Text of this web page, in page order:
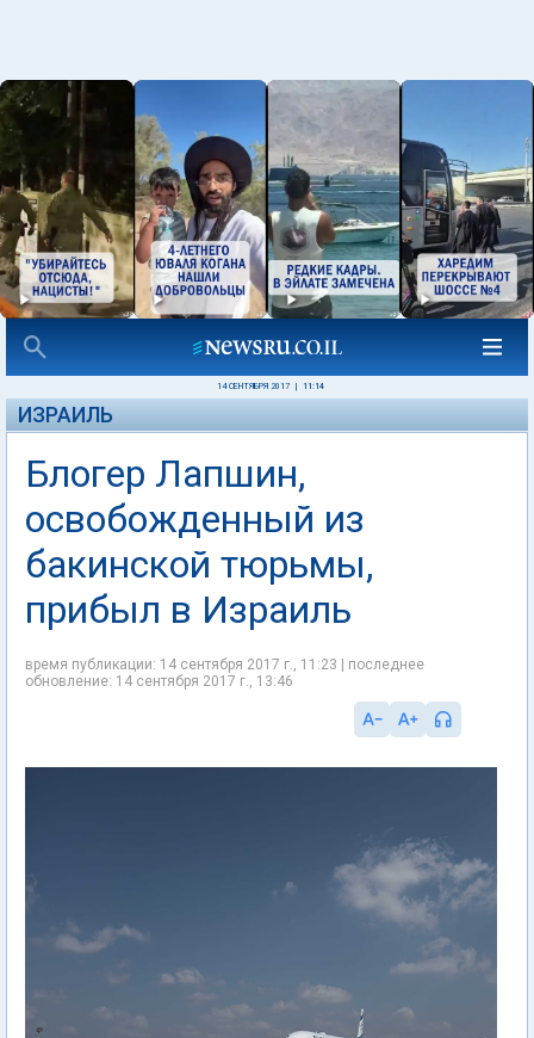
14 СЕНТЯБРЯ 2017 11:14
ИЗРАИЛЬ
Блогер Лапшин,
освобожденный из
бакинской тюрьмы,
прибыл в Израиль
время публикации: 14 сентября 2017 г., 11:23 | последнее
обновление: 14 сентября 2017 г., 13:46